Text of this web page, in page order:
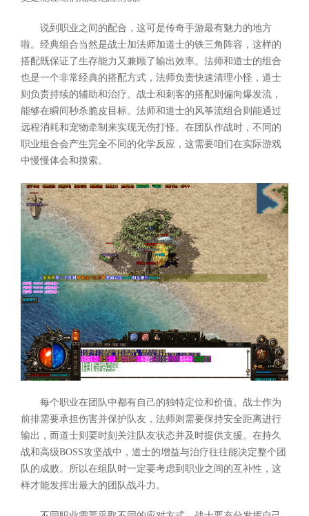
说到职业之间的配合，这可是传奇手游最有魅力的地方
啦。经典组合当然是战士加法师加道士的铁三角阵容，这样的
搭配既保证了生存能力又兼顾了输出效率。法师和道士的组合
也是一个非常经典的搭配方式，法师负责快速清理小怪，道士
则负责持续的辅助和治疗。战士和刺客的搭配则偏向爆发流，
能够在瞬间秒杀脆皮目标。法师和道士的风筝流组合则能通过
远程消耗和宠物牵制来实现无伤打怪。在团队作战时，不同的
职业组合会产生完全不同的化学反应，这需要咱们在实际游戏
中慢慢体会和摸索。
每个职业在团队中都有自己的独特定位和价值。战士作为
前排需要承担伤害并保护队友，法师则需要保持安全距离进行
输出，而道士则要时刻关注队友状态并及时提供支援。在持久
战和高级BOSS攻坚战中，道士的增益与治疗往往能决定整个团
队的成败。所以在组队时一定要考虑到职业之间的互补性，这
样才能发挥出最大的团队战斗力。